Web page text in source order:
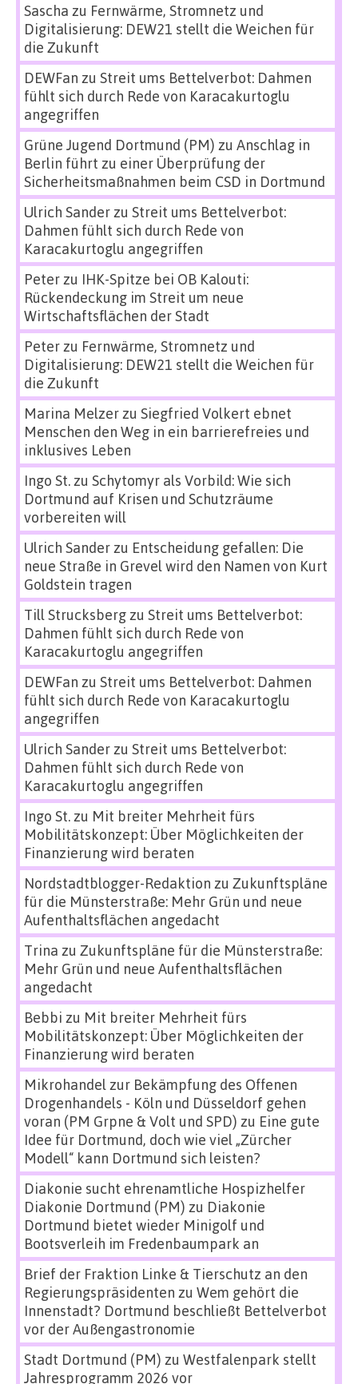
Sascha zu Fernwärme, Stromnetz und
Digitalisierung: DEW21 stellt die Weichen für
die Zukunft
DEWFan zu Streit ums Bettelverbot: Dahmen
fühlt sich durch Rede von Karacakurtoglu
angegriffen
Grüne Jugend Dortmund (PM) zu Anschlag in
Berlin führt zu einer Überprüfung der
Sicherheitsmaßnahmen beim CSD in Dortmund
Ulrich Sanderzu Streit ums Bettelverbot:
Dahmen fühlt sich durch Rede von
Karacakurtoglu angegriffen
Peterzu IHK-Spitze bei OB Kalouti:
Rückendeckung im Streit um neue
Wirtschaftsflächen der Stadt
Peterzu Fernwärme, Stromnetz und
Digitalisierung: DEW21 stellt die Weichen für
die Zukunft
Marina Melzerzu Siegfried Volkert ebnet
Menschen den Weg in ein barrierefreies und
inklusives Leben
Ingo St.zu Schytomyr als Vorbild: Wie sich
Dortmund auf Krisen und Schutzräume
vorbereiten will
Ulrich Sanderzu Entscheidung gefallen: Die
neue Straße in Grevel wird den Namen von Kurt
Goldstein tragen
Till Strucksbergzu Streit ums Bettelverbot:
Dahmen fühlt sich durch Rede von
Karacakurtoglu angegriffen
DEWFan zu Streit ums Bettelverbot: Dahmen
fühlt sich durch Rede von Karacakurtoglu
angegriffen
Ulrich Sanderzu Streit ums Bettelverbot:
Dahmen fühlt sich durch Rede von
Karacakurtoglu angegriffen
Ingo St.zu Mit breiter Mehrheit fürs
Mobilitätskonzept: Über Möglichkeiten der
Finanzierung wird beraten
Nordstadtblogger-Redaktion zu Zukunftspläne
für die Münsterstraße: Mehr Grün und neue
Aufenthaltsflächen angedacht
Trina zu Zukunftspläne für die Münsterstraße:
Mehr Grün und neue Aufenthaltsflächen
angedacht
Bebbi zu Mit breiter Mehrheit fürs
Mobilitätskonzept: Über Möglichkeiten der
Finanzierung wird beraten
Mikrohandel zur Bekämpfung des Offenen
Drogenhandels - Köln und Düsseldorf gehen
voran (PM Grpne & Volt und SPD) zu Eine gute
Idee für Dortmund, doch wie viel „Zürcher
Modell“ kann Dortmund sich leisten?
Diakonie sucht ehrenamtliche Hospizhelfer
Diakonie Dortmund (PM) zu Diakonie
Dortmund bietet wieder Minigolf und
Bootsverleih im Fredenbaumpark an
Brief der Fraktion Linke & Tierschutz an den
Regierungspräsidenten zu Wem gehört die
Innenstadt? Dortmund beschließt Bettelverbot
vor der Außengastronomie
Stadt Dortmund (PM) zu Westfalenpark stellt
Jahresprogramm 2026 vor